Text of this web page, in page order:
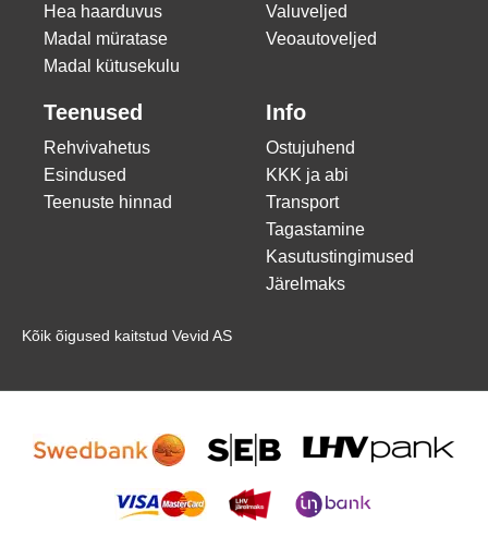
Hea haarduvus
Madal müratase
Madal kütusekulu
Valuveljed
Veoautoveljed
Teenused
Rehvivahetus
Esindused
Teenuste hinnad
Info
Ostujuhend
KKK ja abi
Transport
Tagastamine
Kasutustingimused
Järelmaks
Kõik õigused kaitstud Vevid AS